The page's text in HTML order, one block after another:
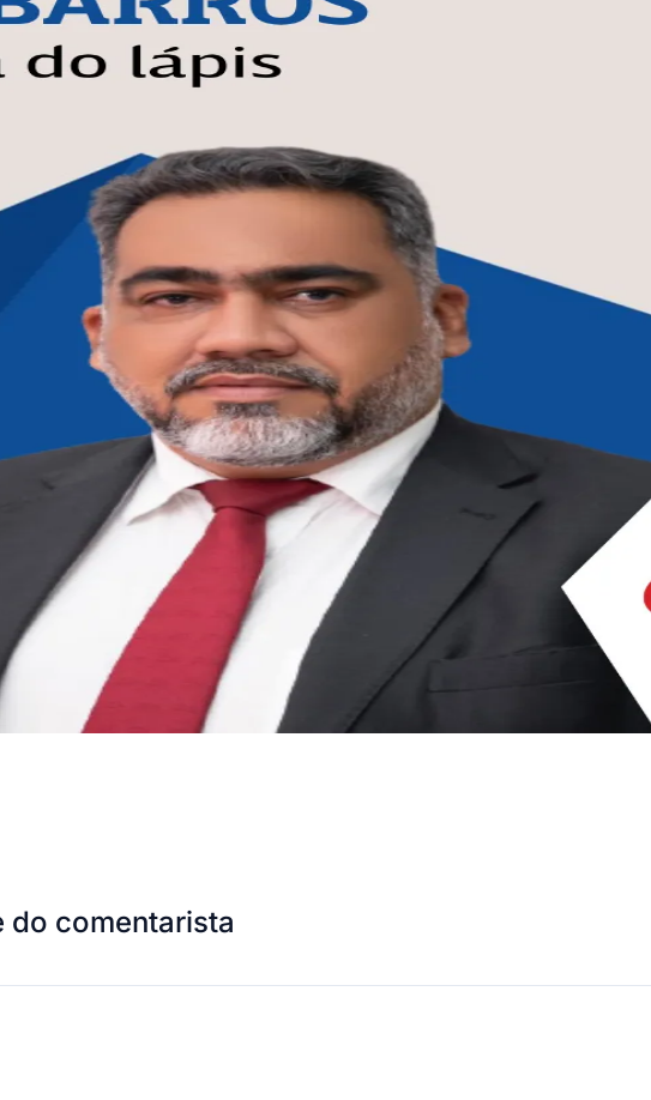
comentarista